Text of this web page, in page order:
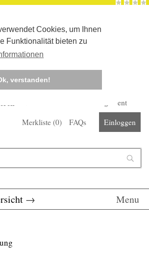
Cookies, um Ihnen
Funktionalität bieten zu
verstanden!
Corona-Management
Merkliste (0) FAQs Einloggen
→ Menu